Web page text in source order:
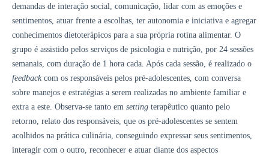
demandas de interação social, comunicação, lidar com as emoções e
sentimentos, atuar frente a escolhas, ter autonomia e iniciativa e agregar
conhecimentos dietoterápicos para a sua própria rotina alimentar. O
grupo é assistido pelos serviços de psicologia e nutrição, por 24 sessões
semanais, com duração de 1 hora cada. Após cada sessão, é realizado o
feedbackcom os responsáveis pelos pré-adolescentes, com conversa
sobre manejos e estratégias a serem realizadas no ambiente familiar e
extra a este. Observa-se tanto em settingterapêutico quanto pelo
retorno, relato dos responsáveis, que os pré-adolescentes se sentem
acolhidos na prática culinária, conseguindo expressar seus sentimentos,
interagir com o outro, reconhecer e atuar diante dos aspectos